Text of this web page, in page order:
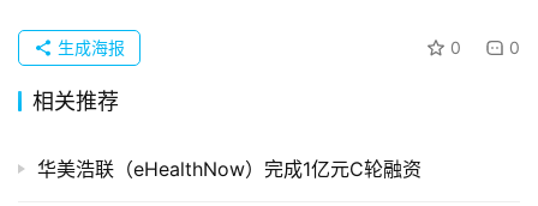
发
布
重
登录
0 0
生成海报
相关推荐
华美浩联（eHealthNow）完成1亿元C轮融资